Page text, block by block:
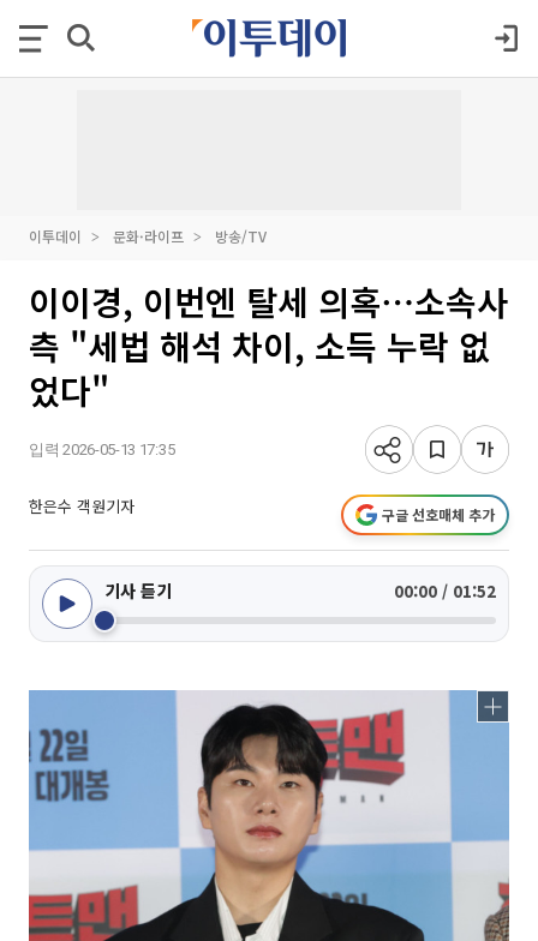
이투데이 문화·라이프 방송/TV
이이경, 이번엔 탈세 의혹⋯소속사
측 "세법 해석 차이, 소득 누락 없
었다"
입력 2026-05-13 17:35
한은수 객원기자 구글 선호매체 추가
기사 듣기 00:00 / 01:52